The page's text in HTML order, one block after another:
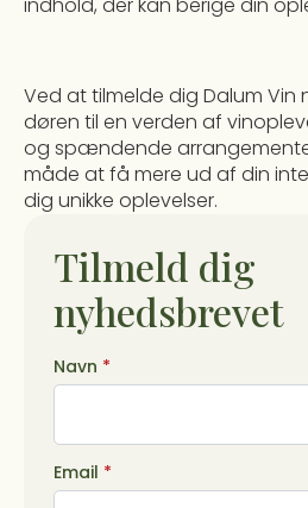
Ved at tilmelde dig Dalum Vin
døren til en verden af
og spændende
måde at få mere ud af din
dig unikke oplevelser.
Tilmeld dig
nyhedsbrevet
Navn *
Email *